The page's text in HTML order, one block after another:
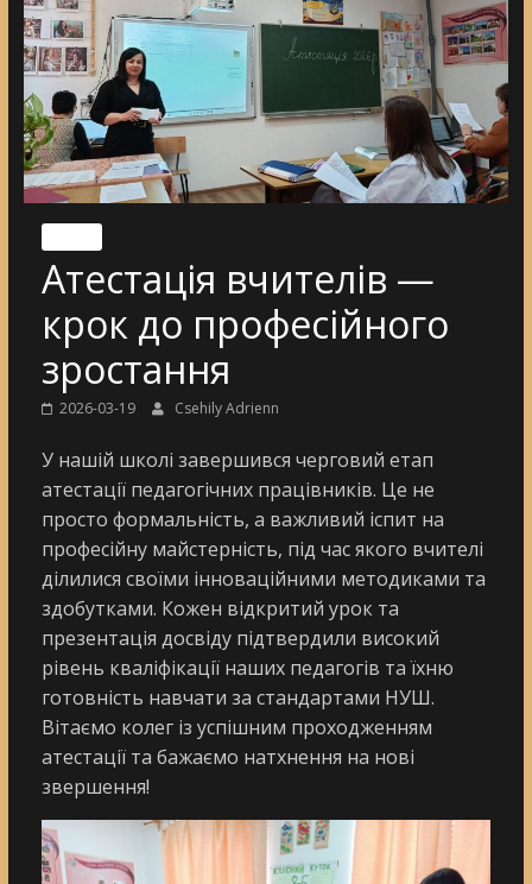
Атестація вчителів —
крок до професійного
зростання
2026-03-19 Csehily Adrienn
У нашій школі завершився черговий етап
атестації педагогічних працівників. Це не
просто формальність, а важливий іспит на
професійну майстерність, під час якого вчителі
ділилися своїми інноваційними методиками та
здобутками. Кожен відкритий урок та
презентація досвіду підтвердили високий
рівень кваліфікації наших педагогів та їхню
готовність навчати за стандартами НУШ.
Вітаємо колег із успішним проходженням
атестації та бажаємо натхнення на нові
звершення!